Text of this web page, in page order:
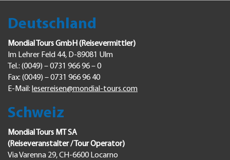
Deutschland
Mondial Tours GmbH (Reisevermittler)
Im Lehrer Feld 44, D-89081 Ulm
Tel.: (0049) – 0731 966 96 – 0
Fax: (0049) – 0731 966 96 40
E-Mail: leserreisen@mondial-tours.com
Schweiz
Mondial Tours MT SA
(Reiseveranstalter / Tour Operator)
Via Varenna 29, CH-6600 Locarno